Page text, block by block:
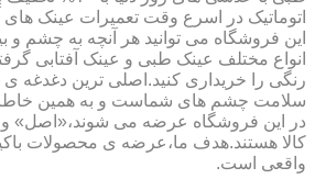
اتوماتیک در اسرع وقت تعمیرات عینک های
این فروشگاه می توانید هر آنچه به چشم و
انواع مختلف عینک طبی و عینک آفتابی
رنگی را خریداری کنید.اصلی ترین دغدغه
سلامت چشم های شماست و به همین
در این فروشگاه عرضه می شوند،«اصل» و
کالا هستند.هدف ما،عرضه ی محصولات
واقعی است.